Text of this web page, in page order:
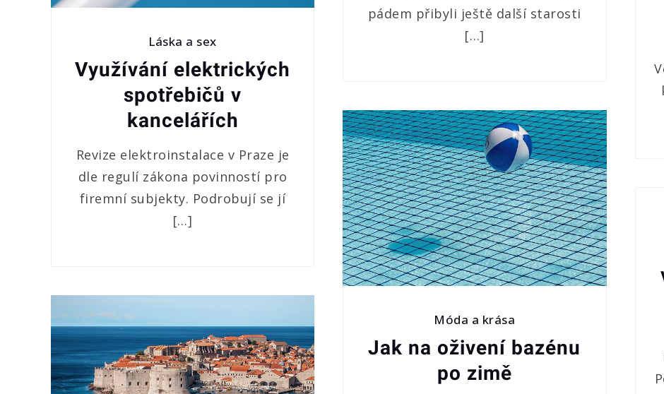
Láska a sex
Využívání elektrických
spotřebičů v
kancelářích
Revize elektroinstalace v Praze je
dle regulí zákona povinností pro
firemní subjekty. Podrobují se jí
[…]
pádem přibyli ještě další starosti
[…]
Móda a krása
Jak na oživení bazénu
po zimě